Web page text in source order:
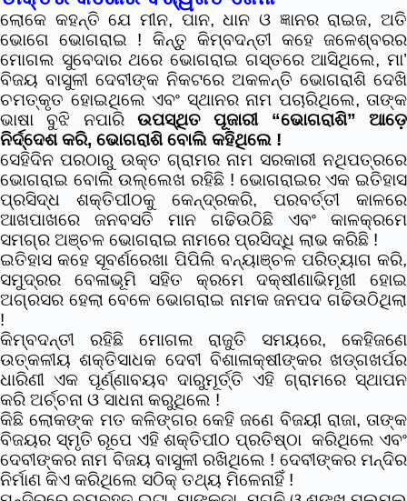
ଲୋକେ କହନ୍ତି ଯେ ମୀନ, ପାନ, ଧାନ ଓ ଜ୍ଞାନର ରାଇଜ, ଅତି
ଭୋଗେ ଭୋଗରାଇ ! କିନ୍ତୁ କିମ୍ବଦନ୍ତୀ କହେ ଜଳେଶ୍ବରର
ମୋଗଲ ସୁବେଦାର ଥରେ ଭୋଗରାଇ ଗସ୍ତରେ ଆସିଥିଲେ, ମା’
ବିଜୟ ବାସୁଳୀ ଦେବୀଙ୍କ ନିକଟରେ ଅକଳନ୍ତି ଭୋଗରାଶି ଦେଖି
ଚମତ୍କୃତ ହୋଇଥିଲେ ଏବଂ ସ୍ଥାନର ନାମ ପଚାରିଥିଲେ, ତାଙ୍କ
ଭାଷା ବୁଝି ନପାରି ଉପସ୍ଥିତ ପୂଜାରୀ “ଭୋଗରାଶି” ଆଡ଼େ
ନିର୍ଦ୍ଦେଶ କରି, ଭୋଗରାଶି ବୋଲି କହିଥିଲେ !
ସେହିଦିନ ପରଠାରୁ ଉକ୍ତ ଗ୍ରାମର ନାମ ସରକାରୀ ନଥିପତ୍ରରେ
ଭୋଗରାଇ ବୋଲି ଉଲ୍ଲେଖ ରହିଛି ! ଭୋଗରାଇର ଏକ ଇତିହାସ
ପ୍ରସିଦ୍ଧ ଶକ୍ତିପୀଠକୁ କେନ୍ଦ୍ରକରି, ପରବର୍ତ୍ତୀ କାଳରେ
ଆଖପାଖରେ ଜନବସତି ମାନ ଗଢିଉଠିଛି ଏବଂ କାଳକ୍ରମେ
ସମଗ୍ର ଅଞ୍ଚଳ ଭୋଗରାଇ ନାମରେ ପ୍ରସିଦ୍ଧି ଲାଭ କରିଛି !
ଇତିହାସ କହେ ସୂବର୍ଣରେଖା ପିପିଲି ବନ୍ୟାଞ୍ଚଳ ପରିତ୍ୟାଗ କରି,
ସମୁଦ୍ରର ବେଳାଭୂମି ସହିତ କ୍ରମେ ଦକ୍ଷୀଣାଭିମୂଖୀ ହୋଇ
ଅଗ୍ରସର ହେଲା ବେଳେ ଭୋଗରାଇ ନାମକ ଜନପଦ ଗଢିଉଠିଥିଲା
!
କିମ୍ବଦନ୍ତୀ ରହିଛି ମୋଗଲ ରାଜୁତି ସମୟରେ, କେହିଜଣେ
ଉତ୍କଳୀୟ ଶକ୍ତିସାଧକ ଦେବୀ ବିଶାଳାକ୍ଷୀଙ୍କର ଖଡ୍ଗଖର୍ପର
ଧାରିଣୀ ଏକ ପୂର୍ଣ୍ଣାବୟବ ଦାରୁମୂର୍ତ୍ତି ଏହି ଗ୍ରାମରେ ସ୍ଥାପନ
କରି ଅର୍ଚ୍ଚନା ଓ ସାଧନା କରୁଥିଲେ !
କିଛି ଲୋକଙ୍କ ମତ କଳିଙ୍ଗର କେହି ଜଣେ ବିଜୟୀ ରାଜା, ତାଙ୍କ
ବିଜୟର ସ୍ମୃତି ରୂପେ ଏହି ଶକ୍ତିପୀଠ ପ୍ରତିଷ୍ଠା କରିଥିଲେ ଏବଂ
ଦେବୀଙ୍କର ନାମ ବିଜୟ ବାସୁଳୀ ରଖିଥିଲେ ! ଦେବୀଙ୍କର ମନ୍ଦିର
ନିର୍ମାଣ କିଏ କରିଥିଲେ ସଠିକ୍ ତଥ୍ୟ ମିଳେନାହିଁ !